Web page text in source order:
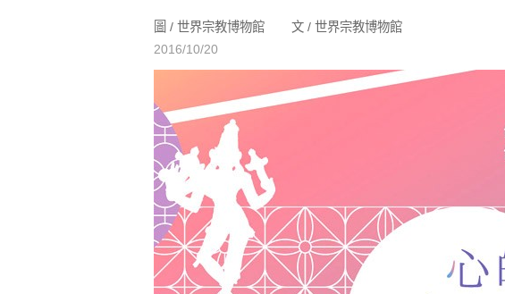
學佛，就是學著拭去塵埃。
不要看小小的慈悲，它是無盡的善心、無盡的智慧、
禪修，讓思緒單純，讓靈性清楚顯現。
念頭在心頭，不舒服；轉個念頭，心頭就開。
煩惱如同下雨，當雨過天晴，雨復何在？
懂得消化煩惱，便能讓生活自在逍遙，讓生命更寬廣。
負面是惡業，消極是惡業，悲觀是惡業；正面積極樂
生命是不斷流動地，安靜下來，才能沉澱，才能傾聽
不執著、不妄想，當下即圓滿。
圖 / 世界宗教博物館 文 / 世界宗教博物館
2016/10/20